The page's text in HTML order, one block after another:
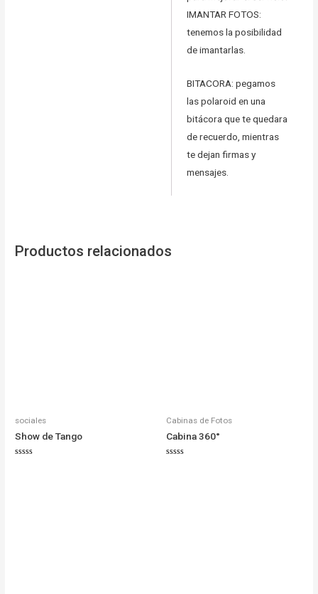
IMANTAR FOTOS:
tenemos la posibilidad
de imantarlas.
BITACORA: pegamos
las polaroid en una
bitácora que te quedara
de recuerdo, mientras
te dejan firmas y
mensajes.
Productos relacionados
sociales
Show de Tango
Cabinas de Fotos
Cabina 360°